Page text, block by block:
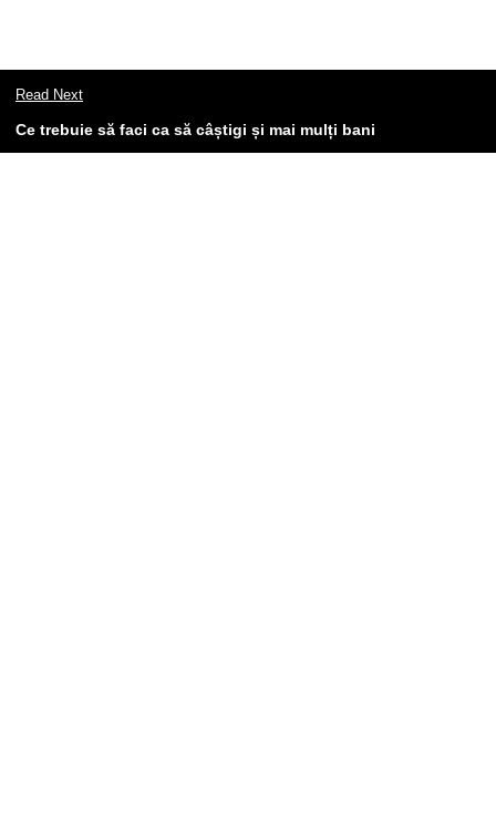
Read Next
Ce trebuie să faci ca să câștigi și mai mulți bani